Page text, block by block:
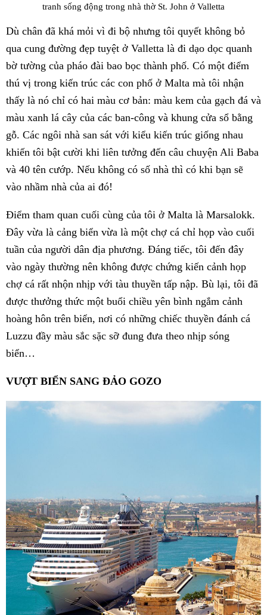
tranh sống động trong nhà thờ St. John ở Valletta
Dù chân đã khá mỏi vì đi bộ nhưng tôi quyết không bỏ
qua cung đường đẹp tuyệt ở Valletta là đi dạo dọc quanh
bờ tường của pháo đài bao bọc thành phố. Có một điểm
thú vị trong kiến trúc các con phố ở Malta mà tôi nhận
thấy là nó chỉ có hai màu cơ bản: màu kem của gạch đá và
màu xanh lá cây của các ban-công và khung cửa sổ bằng
gỗ. Các ngôi nhà san sát với kiểu kiến trúc giống nhau
khiến tôi bật cười khi liên tưởng đến câu chuyện Ali Baba
và 40 tên cướp. Nếu không có số nhà thì có khi bạn sẽ
vào nhầm nhà của ai đó!
Điểm tham quan cuối cùng của tôi ở Malta là Marsalokk.
Đây vừa là cảng biển vừa là một chợ cá chỉ họp vào cuối
tuần của người dân địa phương. Đáng tiếc, tôi đến đây
vào ngày thường nên không được chứng kiến cảnh họp
chợ cá rất nhộn nhịp với tàu thuyền tấp nập. Bù lại, tôi đã
được thưởng thức một buổi chiều yên bình ngắm cảnh
hoàng hôn trên biển, nơi có những chiếc thuyền đánh cá
Luzzu đầy màu sắc sặc sỡ đung đưa theo nhịp sóng
biển…
VƯỢT BIỂN SANG ĐẢO GOZO